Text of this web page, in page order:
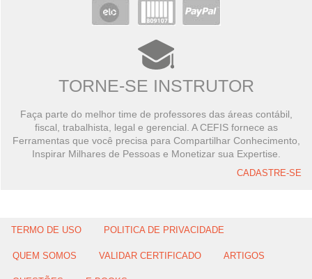
TORNE-SE INSTRUTOR
Faça parte do melhor time de professores das áreas contábil,
fiscal, trabalhista, legal e gerencial. A CEFIS fornece as
Ferramentas que você precisa para Compartilhar Conhecimento,
Inspirar Milhares de Pessoas e Monetizar sua Expertise.
CADASTRE-SE
TERMO DE USO POLITICA DE PRIVACIDADE
QUEM SOMOS VALIDAR CERTIFICADO ARTIGOS